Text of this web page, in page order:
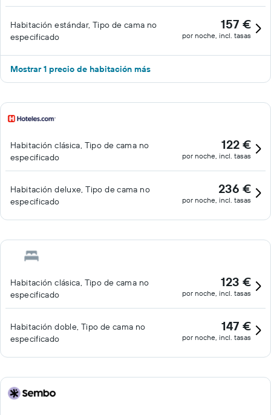
Habitación estándar, Tipo de cama no
especificado
157 €
por noche, incl. tasas
Mostrar 1 precio de habitación más
Habitación clásica, Tipo de cama no
especificado
122 €
por noche, incl. tasas
Habitación deluxe, Tipo de cama no
especificado
236 €
por noche, incl. tasas
Habitación clásica, Tipo de cama no
especificado
123 €
por noche, incl. tasas
Habitación doble, Tipo de cama no
especificado
147 €
por noche, incl. tasas